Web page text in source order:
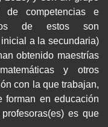
de competencias e
de estos son
a la secundaria)
obtenido maestrías
y otros
con la que trabajan,
forman en educación
es que